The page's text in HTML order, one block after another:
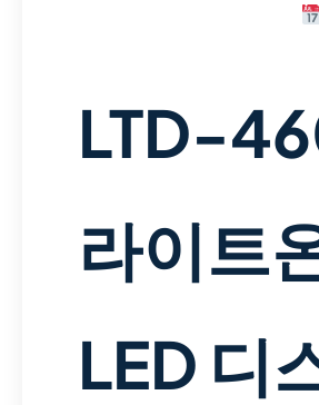
LTD-
라이트
LED 디